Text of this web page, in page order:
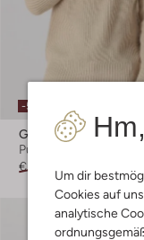
Um dir
Cookies auf
analytische
-50%
G-Star Raw
Pullover
€ 149,99